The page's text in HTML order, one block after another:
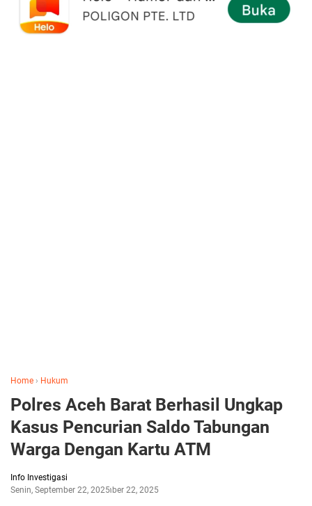
Home › Hukum
Polres Aceh Barat Berhasil Ungkap
Kasus Pencurian Saldo Tabungan
Warga Dengan Kartu ATM
Info Investigasi
Senin, September 22, 2025September 22, 2025